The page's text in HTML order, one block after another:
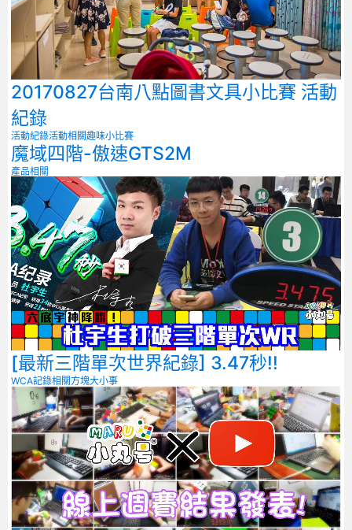
20170827台南八點圖書文具小比賽 活動
紀錄
活動紀錄活動相關趣味小比賽
魔域四階-傲速GTS2M
產品相關
[最新三階單次世界紀錄] 3.47秒!!
WCA記錄相關方塊大小事